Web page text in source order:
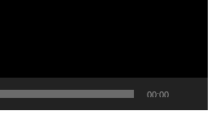
Total
00:00